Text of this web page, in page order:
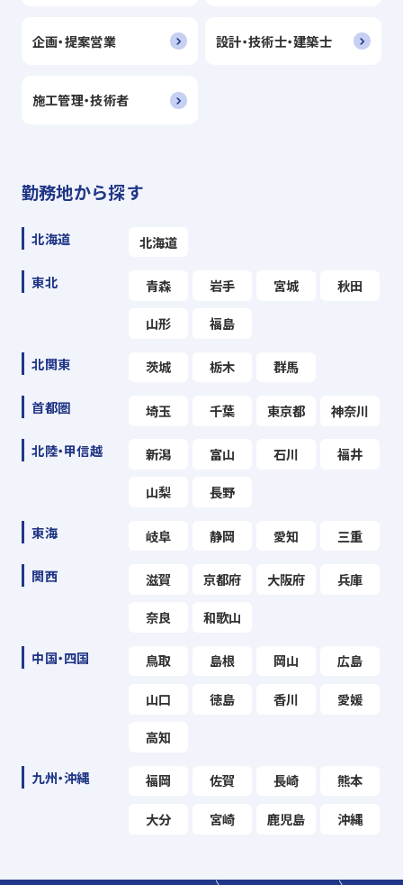
企画・提案営業 設計・技術士・建築士
施工管理・技術者
勤務地から探す
北海道 北海道
東北 青森 岩手 宮城 秋田
山形 福島
北関東 茨城 栃木 群馬
首都圏 埼玉 千葉 東京都 神奈川
北陸・甲信越 新潟 富山 石川 福井
山梨 長野
東海 岐阜 静岡 愛知 三重
関西 滋賀 京都府 大阪府 兵庫
奈良 和歌山
中国・四国 鳥取 島根 岡山 広島
山口 徳島 香川 愛媛
高知
九州・沖縄 福岡 佐賀 長崎 熊本
大分 宮崎 鹿児島 沖縄